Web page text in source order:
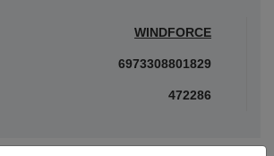
WINDFORCE
6973308801829
472286